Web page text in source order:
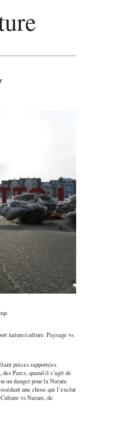
nature/culture. Paysage vs
pièces rapportées.
Parcs, quand il s’agit de
un danger pour la Nature
une chose qui l’exclut
vs Nature, de